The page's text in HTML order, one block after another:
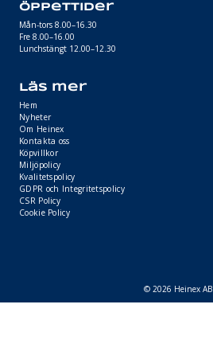
Öppettider
Mån-tors 8.00–16.30
Fre 8.00–16.00
Lunchstängt 12.00–12.30
Läs mer
Hem
Nyheter
Om Heinex
Kontakta oss
Köpvillkor
Miljöpolicy
Kvalitetspolicy
GDPR och Integritetspolicy
CSR Policy
Cookie Policy
© 2026 Heinex AB